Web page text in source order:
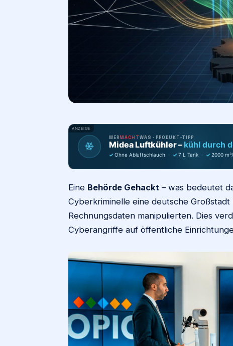
ANZEIGE
❄
WERMACHTWAS · PRODUKT-TIPP
Midea Luftkühler – kühl durch
✓ Ohne Abluftschlauch · ✓ 7 L Tank · ✓ 2000
Eine Behörde Gehackt – was bedeutet
Cyberkriminelle eine deutsche
Rechnungsdaten manipulierten. Dies
Cyberangriffe auf öffentliche